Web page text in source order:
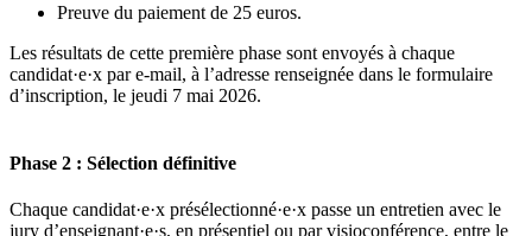
Preuve du paiement de 25 euros.
Les résultats de cette première phase sont envoyés à chaque
candidat·e·x par e-mail, à l’adresse renseignée dans le formulaire
d’inscription, le jeudi 7 mai 2026.
Phase 2 : Sélection définitive
Chaque candidat·e·x présélectionné·e·x passe un entretien avec le
jury d’enseignant·e·s, en présentiel ou par visioconférence, entre le